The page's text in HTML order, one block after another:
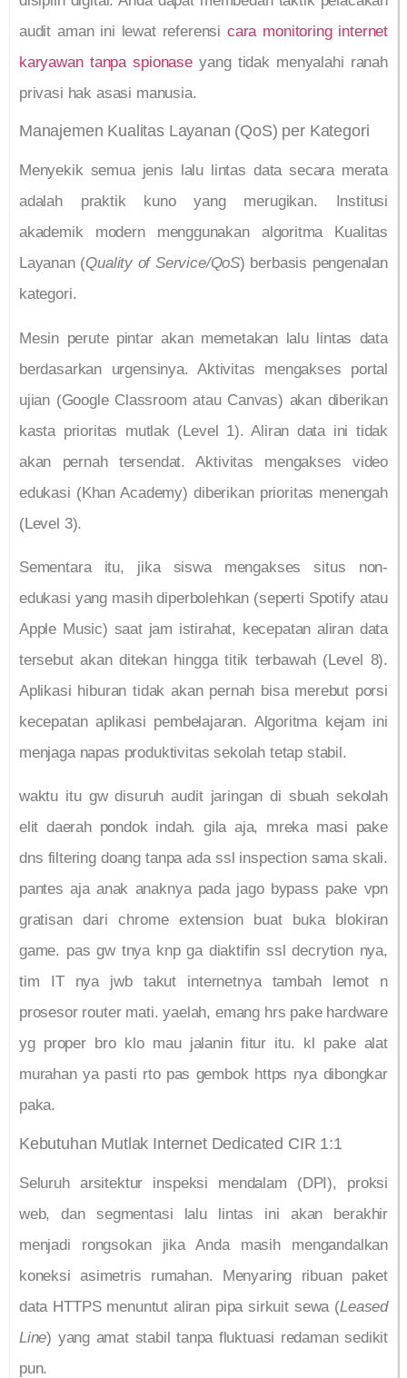
audit aman ini lewat referensi cara monitoring internet
karyawan tanpa spionaseyang tidak menyalahi ranah
privasi hak asasi manusia.
Manajemen Kualitas Layanan (QoS) per Kategori
Menyekik semua jenis lalu lintas data secara merata
adalah praktik kuno yang merugikan. Institusi
akademik modern menggunakan algoritma Kualitas
Layanan (Quality of Service/QoS) berbasis pengenalan
kategori.
Mesin perute pintar akan memetakan lalu lintas data
berdasarkan urgensinya. Aktivitas mengakses portal
ujian (Google Classroom atau Canvas) akan diberikan
kasta prioritas mutlak (Level 1). Aliran data ini tidak
akan pernah tersendat. Aktivitas mengakses video
edukasi (Khan Academy) diberikan prioritas menengah
(Level 3).
Sementara itu, jika siswa mengakses situs non-
edukasi yang masih diperbolehkan (seperti Spotify atau
Apple Music) saat jam istirahat, kecepatan aliran data
tersebut akan ditekan hingga titik terbawah (Level 8).
Aplikasi hiburan tidak akan pernah bisa merebut porsi
kecepatan aplikasi pembelajaran. Algoritma kejam ini
menjaga napas produktivitas sekolah tetap stabil.
waktu itu gw disuruh audit jaringan di sbuah sekolah
elit daerah pondok indah. gila aja, mreka masi pake
dns filtering doang tanpa ada ssl inspection sama skali.
pantes aja anak anaknya pada jago bypass pake vpn
gratisan dari chrome extension buat buka blokiran
game. pas gw tnya knp ga diaktifin ssl decrytion nya,
tim IT nya jwb takut internetnya tambah lemot n
prosesor router mati. yaelah, emang hrs pake hardware
yg proper bro klo mau jalanin fitur itu. kl pake alat
murahan ya pasti rto pas gembok https nya dibongkar
paka.
Kebutuhan Mutlak Internet Dedicated CIR 1:1
Seluruh arsitektur inspeksi mendalam (DPI), proksi
web, dan segmentasi lalu lintas ini akan berakhir
menjadi rongsokan jika Anda masih mengandalkan
koneksi asimetris rumahan. Menyaring ribuan paket
data HTTPS menuntut aliran pipa sirkuit sewa (Leased
Line) yang amat stabil tanpa fluktuasi redaman sedikit
pun.